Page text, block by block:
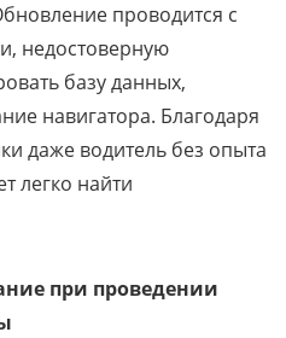
проводится с
недостоверную
базу данных,
навигатора. Благодаря
даже водитель без опыта
легко найти
при проведении